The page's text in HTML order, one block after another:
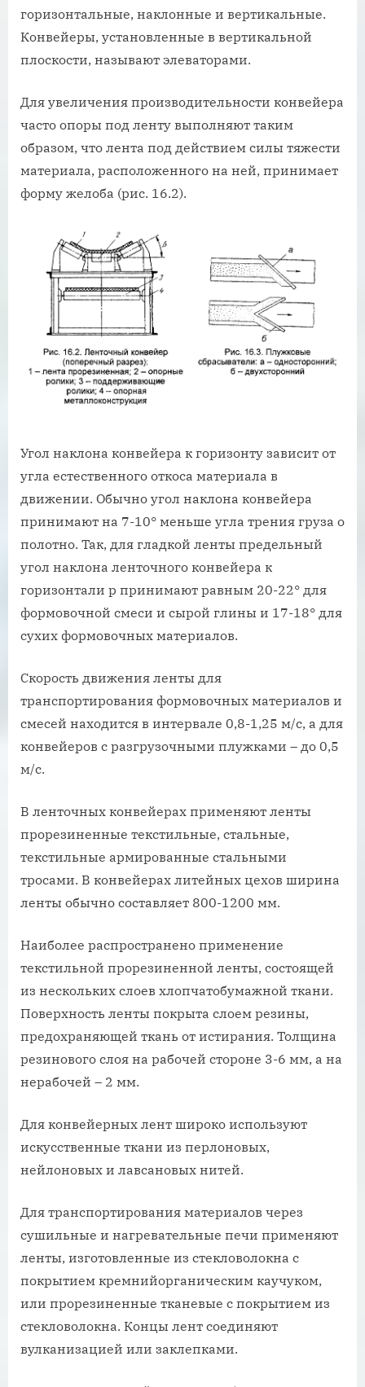
горизонтальные, наклонные и вертикальные.
Конвейеры, установленные в вертикальной
плоскости, называют элеваторами.
Для увеличения производительности конвейера
часто опоры под ленту выполняют таким
образом, что лента под действием силы тяжести
материала, расположенного на ней, принимает
форму желоба (рис. 16.2).
Угол наклона конвейера к горизонту зависит от
угла естественного откоса материала в
движении. Обычно угол наклона конвейера
принимают на 7-10° меньше угла трения груза о
полотно. Так, для гладкой ленты предельный
угол наклона ленточного конвейера к
горизонтали р принимают равным 20-22° для
формовочной смеси и сырой глины и 17-18° для
сухих формовочных материалов.
Скорость движения ленты для
транспортирования формовочных материалов и
смесей находится в интервале 0,8-1,25 м/с, а для
конвейеров с разгрузочными плужками – до 0,5
м/с.
В ленточных конвейерах применяют ленты
прорезиненные текстильные, стальные,
текстильные армированные стальными
тросами. В конвейерах литейных цехов ширина
ленты обычно составляет 800-1200 мм.
Наиболее распространено применение
текстильной прорезиненной ленты, состоящей
из нескольких слоев хлопчатобумажной ткани.
Поверхность ленты покрыта слоем резины,
предохраняющей ткань от истирания. Толщина
резинового слоя на рабочей стороне 3-6 мм, а на
нерабочей – 2 мм.
Для конвейерных лент широко используют
искусственные ткани из перлоновых,
нейлоновых и лавсановых нитей.
Для транспортирования материалов через
сушильные и нагревательные печи применяют
ленты, изготовленные из стекловолокна с
покрытием кремнийорганическим каучуком,
или прорезиненные тканевые с покрытием из
стекловолокна. Концы лент соединяют
вулканизацией или заклепками.